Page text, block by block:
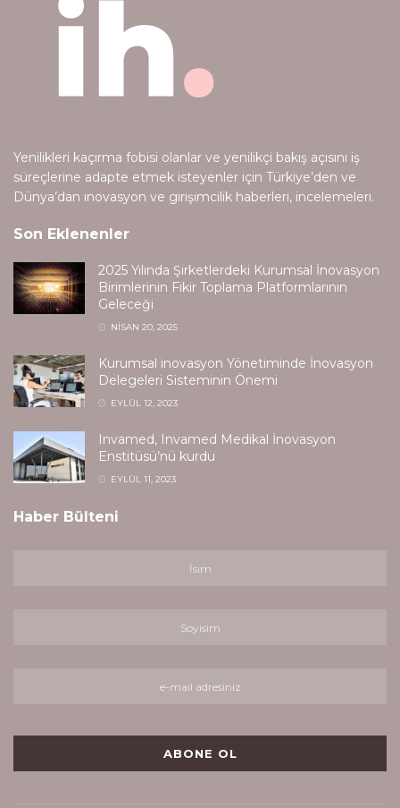
Yenilikleri kaçırma fobisi olanlar ve yenilikçi bakış açısını iş
süreçlerine adapte etmek isteyenler için Türkiye’den ve
Dünya’dan inovasyon ve girişimcilik haberleri, incelemeleri.
Son Eklenenler
2025 Yılında Şirketlerdeki Kurumsal İnovasyon
Birimlerinin Fikir Toplama Platformlarının
Geleceği
NISAN 20, 2025
Kurumsal inovasyon Yönetiminde İnovasyon
Delegeleri Sisteminin Önemi
EYLÜL 12, 2023
Invamed, Invamed Medikal İnovasyon
Enstitüsü’nü kurdu
EYLÜL 11, 2023
Haber Bülteni